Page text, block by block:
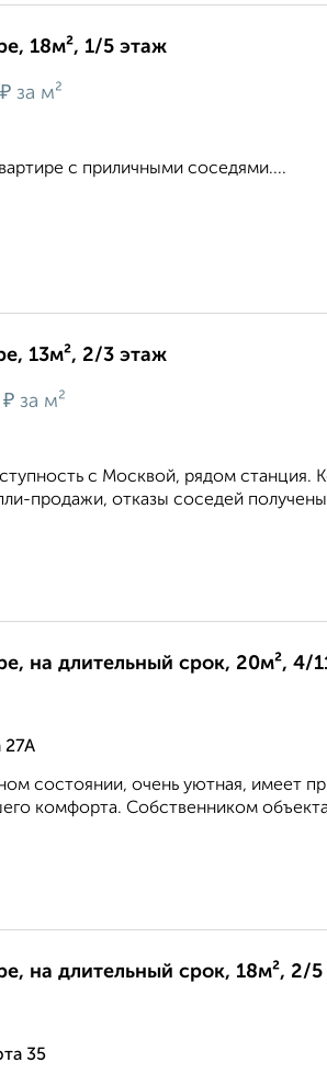
18м², 1/5 этаж
₽ за м²
с приличными соседями....
13м², 2/3 этаж
₽ за м²
с Москвой, рядом станция.
продажи, отказы соседей
на длительный срок, 20м², 4/
27А
состоянии, очень уютная, имеет
комфорта. Собственником объекта
на длительный срок, 18м², 2/
35